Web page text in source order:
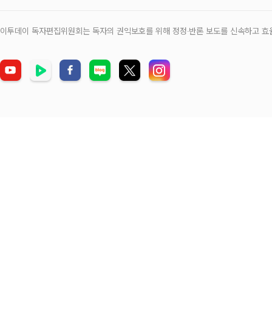
이투데이 독자편집위원회는 독자의 권익보호를 위해 정정‧반론 보도를 신속하고